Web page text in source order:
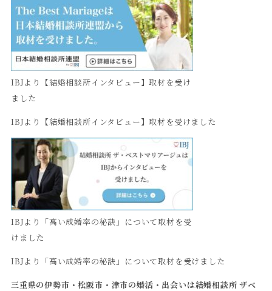
IBJより【結婚相談所インタビュー】取材を受け
ました
IBJより【結婚相談所インタビュー】取材を受けました
IBJより「高い成婚率の秘訣」について取材を受
けました
IBJより「高い成婚率の秘訣」について取材を受けました
三重県の伊勢市・松阪市・津市の婚活・出会いは結婚相談所 ザベ